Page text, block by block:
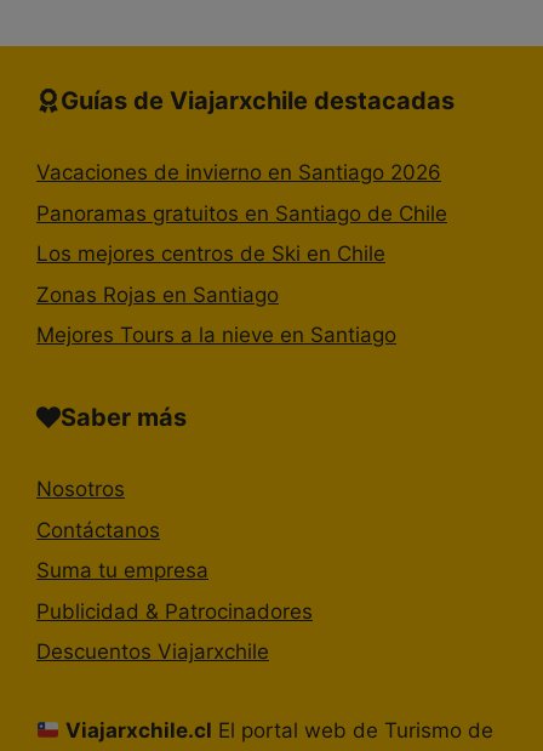
Guías de Viajarxchile destacadas
Vacaciones de invierno en Santiago 2026
Panoramas gratuitos en Santiago de Chile
Los mejores centros de Ski en Chile
Zonas Rojas en Santiago
Mejores Tours a la nieve en Santiago
Saber más
Nosotros
Contáctanos
Suma tu empresa
Publicidad & Patrocinadores
Descuentos Viajarxchile
Viajarxchile.cl El portal web de Turismo de